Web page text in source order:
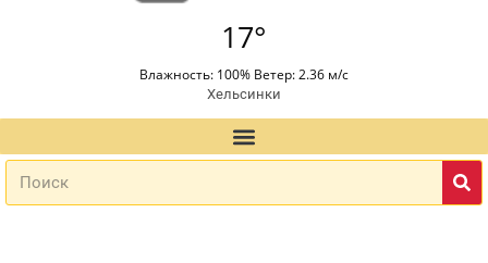
17°
Влажность: 100% Ветер: 2.36 м/с
Хельсинки